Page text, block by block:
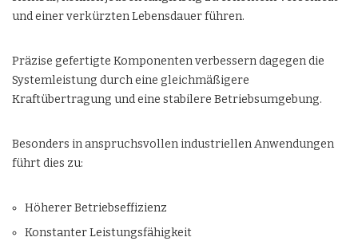
und einer verkürzten Lebensdauer führen.
Präzise gefertigte Komponenten verbessern dagegen die
Systemleistung durch eine gleichmäßigere
Kraftübertragung und eine stabilere Betriebsumgebung.
Besonders in anspruchsvollen industriellen Anwendungen
führt dies zu:
Höherer Betriebseffizienz
Konstanter Leistungsfähigkeit